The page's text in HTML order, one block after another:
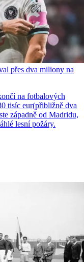
přes dva miliony na
na fotbalových
tisíc eur(přibližně dva
západně od Madridu,
lesní požáry.